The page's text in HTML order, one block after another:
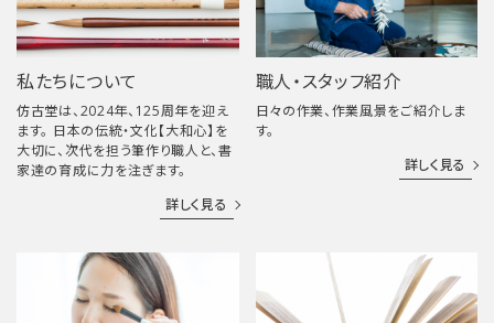
私たちについて
仿古堂は、2024年、125周年を迎え
ます。 日本の伝統・文化【大和心】を
大切に、次代を担う筆作り職人と、書
家達の育成に力を注ぎます。
詳しく見る
職人・スタッフ紹介
日々の作業、作業風景をご紹介しま
す。
詳しく見る